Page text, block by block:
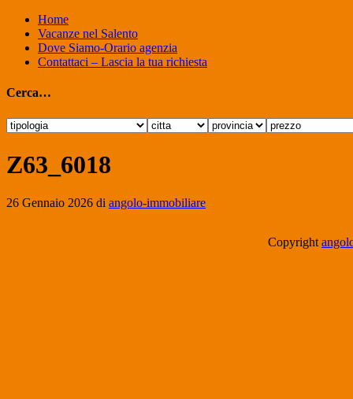
Home
Vacanze nel Salento
Dove Siamo-Orario agenzia
Contattaci – Lascia la tua richiesta
Cerca…
Z63_6018
26 Gennaio 2026 di angolo-immobiliare
Copyright